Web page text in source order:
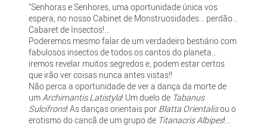
"Senhoras e Senhores, uma oportunidade única vos
espera, no nosso Cabinet de Monstruosidades... perdão...
Cabaret de Insectos!...
Poderemos mesmo falar de um verdadeiro bestiário com
fabulosos insectos de todos os cantos do planeta…
iremos revelar muitos segredos e, podem estar certos
que irão ver coisas nunca antes vistas!!
Não perca a oportunidade de ver a dança da morte de
umArchimantis Latistyla! Um duelo de Tabanus
Sulcifrons! As danças orientais por Blatta Orientalisou o
erotismo do cancã de um grupo de Titanacris Albipes!…